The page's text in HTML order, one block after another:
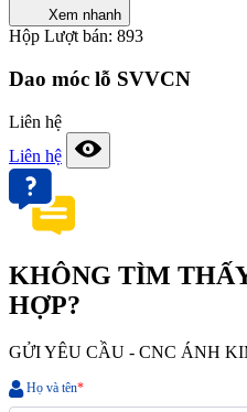
Xem nhanh
Hộp Lượt bán: 893
Dao móc lỗ SVVCN
Liên hệ
Liên hệ
KHÔNG TÌM
HỢP?
GỬI YÊU CẦU - CNC ÁNH
Họ và tên*